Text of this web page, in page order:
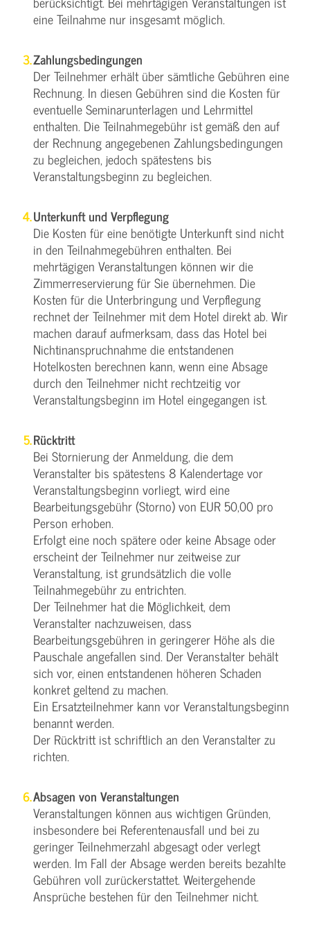
eine Teilnahme nur insgesamt möglich.
Zahlungsbedingungen
Der Teilnehmer erhält über sämtliche Gebühren eine
Rechnung. In diesen Gebühren sind die Kosten für
eventuelle Seminarunterlagen und Lehrmittel
enthalten. Die Teilnahmegebühr ist gemäß den auf
der Rechnung angegebenen Zahlungsbedingungen
zu begleichen, jedoch spätestens bis
Veranstaltungsbeginn zu begleichen.
Unterkunft und Verpflegung
Die Kosten für eine benötigte Unterkunft sind nicht
in den Teilnahmegebühren enthalten. Bei
mehrtägigen Veranstaltungen können wir die
Zimmerreservierung für Sie übernehmen. Die
Kosten für die Unterbringung und Verpflegung
rechnet der Teilnehmer mit dem Hotel direkt ab. Wir
machen darauf aufmerksam, dass das Hotel bei
Nichtinanspruchnahme die entstandenen
Hotelkosten berechnen kann, wenn eine Absage
durch den Teilnehmer nicht rechtzeitig vor
Veranstaltungsbeginn im Hotel eingegangen ist.
Rücktritt
Bei Stornierung der Anmeldung, die dem
Veranstalter bis spätestens 8 Kalendertage vor
Veranstaltungsbeginn vorliegt, wird eine
Bearbeitungsgebühr (Storno) von EUR 50,00 pro
Person erhoben.
Erfolgt eine noch spätere oder keine Absage oder
erscheint der Teilnehmer nur zeitweise zur
Veranstaltung, ist grundsätzlich die volle
Teilnahmegebühr zu entrichten.
Der Teilnehmer hat die Möglichkeit, dem
Veranstalter nachzuweisen, dass
Bearbeitungsgebühren in geringerer Höhe als die
Pauschale angefallen sind. Der Veranstalter behält
sich vor, einen entstandenen höheren Schaden
konkret geltend zu machen.
Ein Ersatzteilnehmer kann vor Veranstaltungsbeginn
benannt werden.
Der Rücktritt ist schriftlich an den Veranstalter zu
richten.
Absagen von Veranstaltungen
Veranstaltungen können aus wichtigen Gründen,
insbesondere bei Referentenausfall und bei zu
geringer Teilnehmerzahl abgesagt oder verlegt
werden. Im Fall der Absage werden bereits bezahlte
Gebühren voll zurückerstattet. Weitergehende
Ansprüche bestehen für den Teilnehmer nicht.